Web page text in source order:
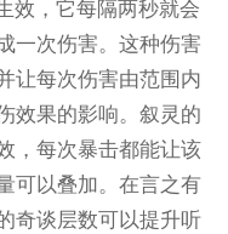
效，它每隔两秒就会
一次伤害。这种伤害
让每次伤害由范围内
效果的影响。叙灵的
，每次暴击都能让该
可以叠加。在言之有
奇谈层数可以提升听